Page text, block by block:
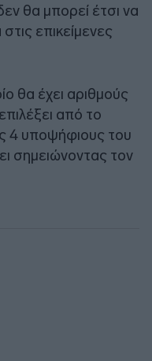
θα μπορεί έτσι να
επικείμενες
θα έχει αριθμούς
από το
4 υποψήφιους του
σημειώνοντας τον